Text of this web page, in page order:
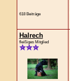
618 Beiträge
Halrech
fleißiges Mitglied